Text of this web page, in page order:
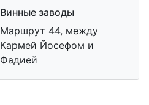
Винные заводы
Маршрут 44, между
Кармей Йосефом и
Фадией